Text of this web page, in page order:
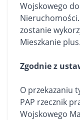
Wojskowego
zostanie
Mieszkanie plus.
Zgodnie z
O przekazaniu
PAP rzecznik
Wojskowego